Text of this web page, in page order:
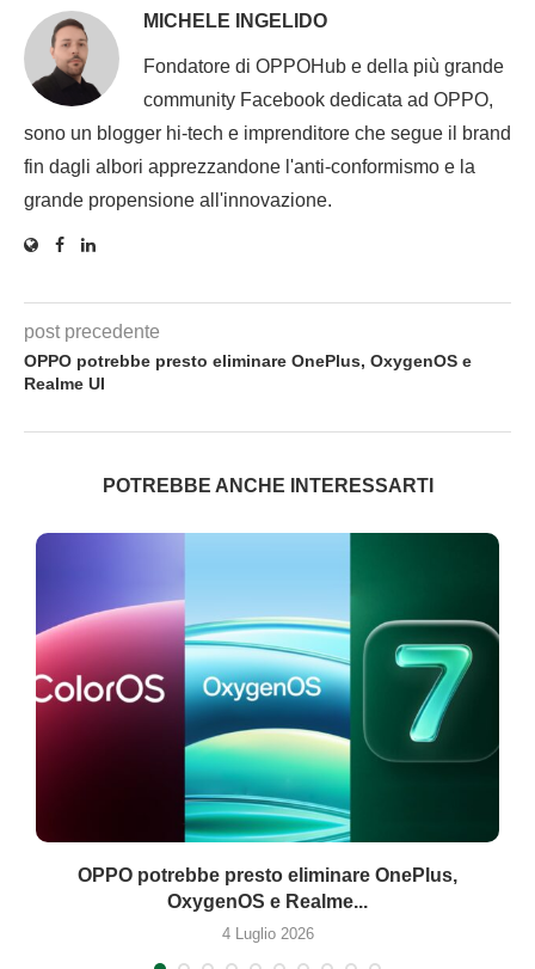
MICHELE INGELIDO
Fondatore di OPPOHub e della più grande
community Facebook dedicata ad OPPO,
sono un blogger hi-tech e imprenditore che segue il brand
fin dagli albori apprezzandone l'anti-conformismo e la
grande propensione all'innovazione.
post precedente
OPPO potrebbe presto eliminare OnePlus, OxygenOS e
Realme UI
POTREBBE ANCHE INTERESSARTI
OPPO potrebbe presto eliminare OnePlus,
OxygenOS e Realme...
4 Luglio 2026